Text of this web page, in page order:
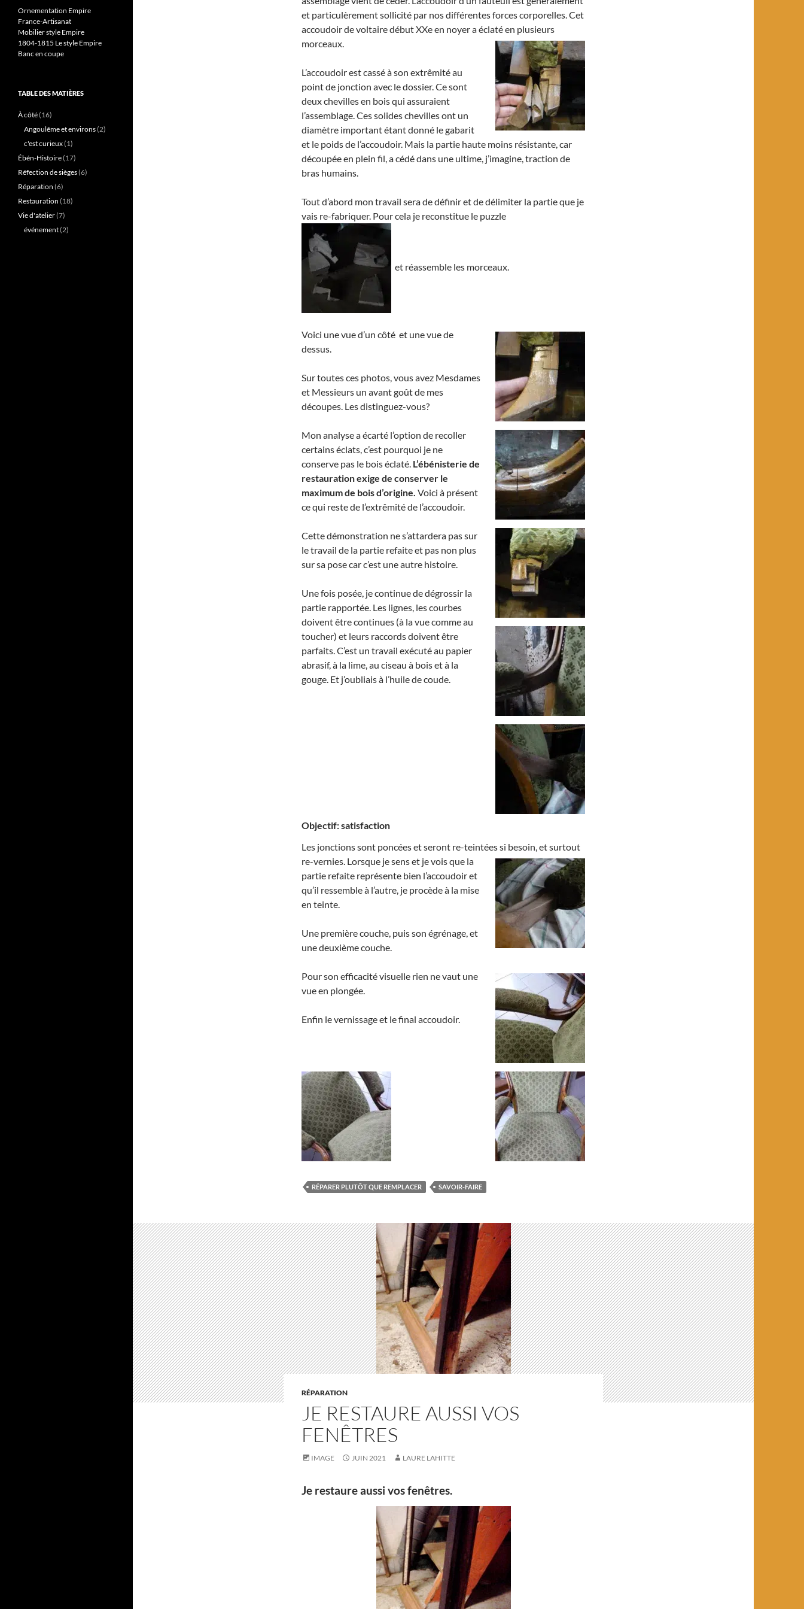
et particulèrement sollicité par nos différentes forces corporelles. Cet
accoudoir de voltaire début XXe en noyer a éclaté en plusieurs
morceaux.
L’accoudoir est cassé à son extrêmité au
point de jonction avec le dossier. Ce sont
deux chevilles en bois qui assuraient
l’assemblage. Ces solides chevilles ont un
diamètre important étant donné le gabarit
et le poids de l’accoudoir. Mais la partie haute moins résistante, car
découpée en plein fil, a cédé dans une ultime, j’imagine, traction de
bras humains.
Tout d’abord mon travail sera de définir et de délimiter la partie que je
vais re-fabriquer. Pour cela je reconstitue le puzzle
et réassemble les morceaux.
Voici une vue d’un côté et une vue de
dessus.
Sur toutes ces photos, vous avez Mesdames
et Messieurs un avant goût de mes
découpes. Les distinguez-vous?
Mon analyse a écarté l’option de recoller
certains éclats, c’est pourquoi je ne
conserve pas le bois éclaté. L’ébénisterie de
restauration exige de conserver le
maximum de bois d’origine. Voici à présent
ce qui reste de l’extrêmité de l’accoudoir.
Cette démonstration ne s’attardera pas sur
le travail de la partie refaite et pas non plus
sur sa pose car c’est une autre histoire.
Une fois posée, je continue de dégrossir la
partie rapportée. Les lignes, les courbes
doivent être continues (à la vue comme au
toucher) et leurs raccords doivent être
parfaits.C’est un travail exécuté au papier
abrasif, à la lime, au ciseau à bois et à la
gouge. Et j’oubliais à l’huile de coude.
Objectif: satisfaction
Les jonctions sont poncées et seront re-teintées si besoin, et surtout
re-vernies. Lorsque je sens et je vois que la
partie refaite représente bien l’accoudoir et
qu’il ressemble à l’autre, je procède à la mise
en teinte.
Une première couche, puis son égrénage, et
une deuxième couche.
Pour son efficacité visuelle rien ne vaut une
vue en plongée.
Enfin le vernissage et le final accoudoir.
RÉPARER PLUTÔT QUE REMPLACER SAVOIR-FAIRE
RÉPARATION
JE RESTAURE AUSSI VOS
FENÊTRES
IMAGE JUIN 2021 LAURE LAHITTE
Je restaure aussi vos fenêtres.
Ornementation Empire
France-Artisanat
Mobilier style Empire
1804-1815 Le style Empire
Banc en coupe
TABLE DES MATIÈRES
À côté(16)
Angoulême et environs(2)
c'est curieux(1)
Ébén-Histoire(17)
Réfection de sièges(6)
Réparation (6)
Restauration (18)
Vie d'atelier(7)
événement(2)